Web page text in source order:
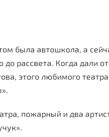
была автошкола, а
рассвета. Когда дали
этого любимого
пожарный и два